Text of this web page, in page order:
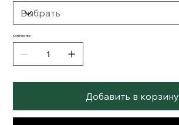
Количество
Добавить в корзину